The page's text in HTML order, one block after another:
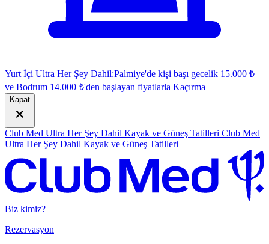
Yurt İçi Ultra Her Şey Dahil:Palmiye'de kişi başı gecelik 15.000 ₺
ve Bodrum 14.000 ₺'den başlayan fiyatlarla Kaçırma
Kapat
Club Med Ultra Her Şey Dahil Kayak ve Güneş Tatilleri Club Med
Ultra Her Şey Dahil Kayak ve Güneş Tatilleri
Biz kimiz?
Rezervasyon